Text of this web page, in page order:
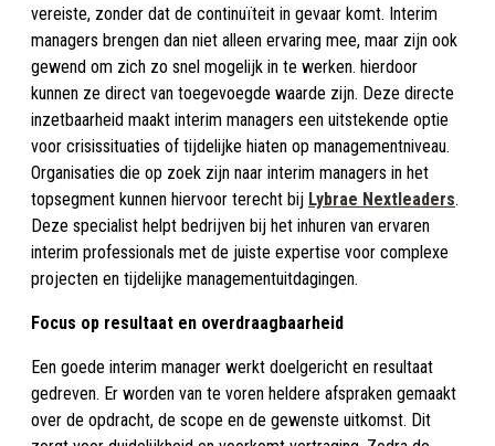
vereiste, zonder dat de continuïteit in gevaar komt. Interim
managers brengen dan niet alleen ervaring mee, maar zijn ook
gewend om zich zo snel mogelijk in te werken. hierdoor
kunnen ze direct van toegevoegde waarde zijn. Deze directe
inzetbaarheid maakt interim managers een uitstekende optie
voor crisissituaties of tijdelijke hiaten op managementniveau.
Organisaties die op zoek zijn naar interim managers in het
topsegment kunnen hiervoor terecht bij Lybrae Nextleaders.
Deze specialist helpt bedrijven bij het inhuren van ervaren
interim professionals met de juiste expertise voor complexe
projecten en tijdelijke managementuitdagingen.
Focus op resultaat en overdraagbaarheid
Een goede interim manager werkt doelgericht en resultaat
gedreven. Er worden van te voren heldere afspraken gemaakt
over de opdracht, de scope en de gewenste uitkomst. Dit